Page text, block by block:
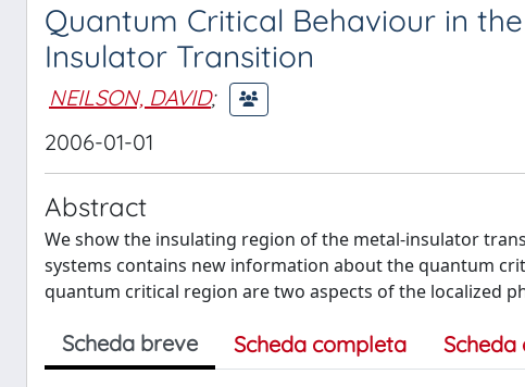
Quantum Critical Behaviour in
Insulator Transition
NEILSON, DAVID;
2006-01-01
Abstract
We show the insulating region of the metal-insulator
systems contains new information about the quantum
quantum critical region are two aspects of the localized
Scheda breve Scheda completa Scheda